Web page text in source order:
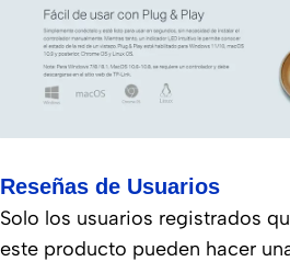
Reseñas de Usuarios
Solo los usuarios registrados
este producto pueden hacer